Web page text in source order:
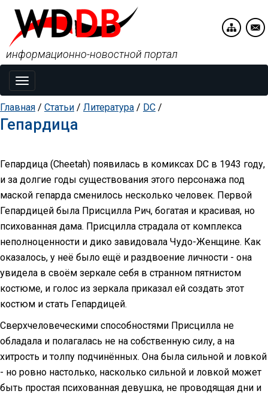
Toggle
navigation
информационно-новостной портал
Главная / Статьи / Литература / DC /
Гепардица
Гепардица (Cheetah) появилась в комиксах DC в 1943 году,
и за долгие годы существования этого персонажа под
маской гепарда сменилось несколько человек. Первой
Гепардицей была Присцилла Рич, богатая и красивая, но
психованная дама. Присцилла страдала от комплекса
неполноценности и дико завидовала Чудо-Женщине. Как
оказалось, у неё было ещё и раздвоение личности - она
увидела в своём зеркале себя в странном пятнистом
костюме, и голос из зеркала приказал ей создать этот
костюм и стать Гепардицей.
Сверхчеловеческими способностями Присцилла не
обладала и полагалась не на собственную силу, а на
хитрость и толпу подчинённых. Она была сильной и ловкой
- но ровно настолько, насколько сильной и ловкой может
быть простая психованная девушка, не проводящая дни и